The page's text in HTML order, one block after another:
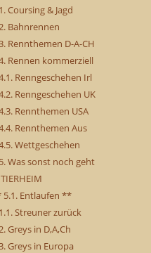
Coursing & Jagd
Bahnrennen
Rennthemen D-A-CH
Rennen kommerziell
Renngeschehen Irl
Renngeschehen UK
Rennthemen USA
Rennthemen Aus
Wettgeschehen
Was sonst noch geht
Entlaufen **
Streuner zurück
Greys in D,A,Ch
Greys in Europa